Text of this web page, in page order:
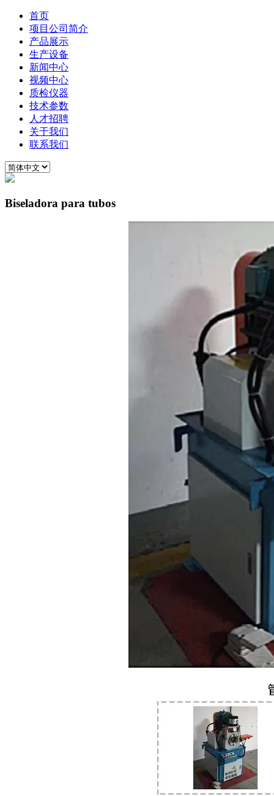
首页
项目公司简介
产品展示
生产设备
新闻中心
视频中心
质检仪器
技术参数
人才招聘
关于我们
联系我们
Biseladora para tubos